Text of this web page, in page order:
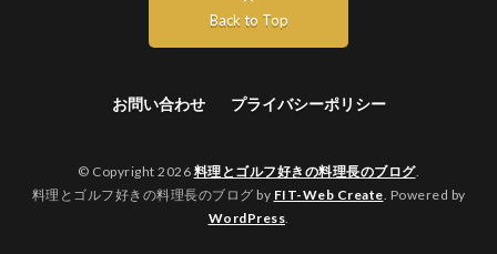
Back to Top
お問い合わせ プライバシーポリシー
© Copyright 2026 料理とゴルフ好きの料理長のブログ.
料理とゴルフ好きの料理長のブログ by FIT-Web Create. Powered by
WordPress.